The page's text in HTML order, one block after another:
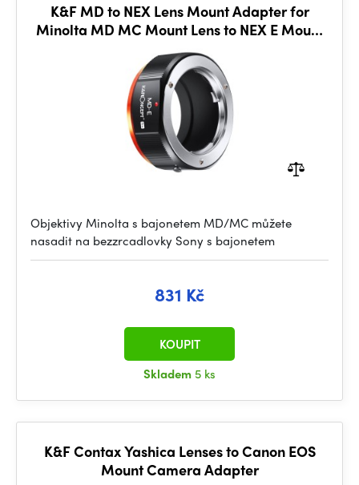
K&F MD to NEX Lens Mount Adapter for
Minolta MD MC Mount Lens to NEX E Mount
Mirrorless Cameras for
Objektivy Minolta s bajonetem MD/MC můžete
nasadit na bezzrcadlovky Sony s bajonetem
831 Kč
Skladem 5 ks
KOUPIT
K&F Contax Yashica Lenses to Canon EOS
Mount Camera Adapter